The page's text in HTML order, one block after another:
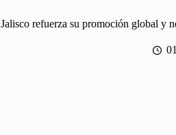
Jalisco refuerza su promoción global y